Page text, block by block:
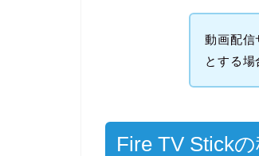
動画配信
とする場
Fire TV Stick